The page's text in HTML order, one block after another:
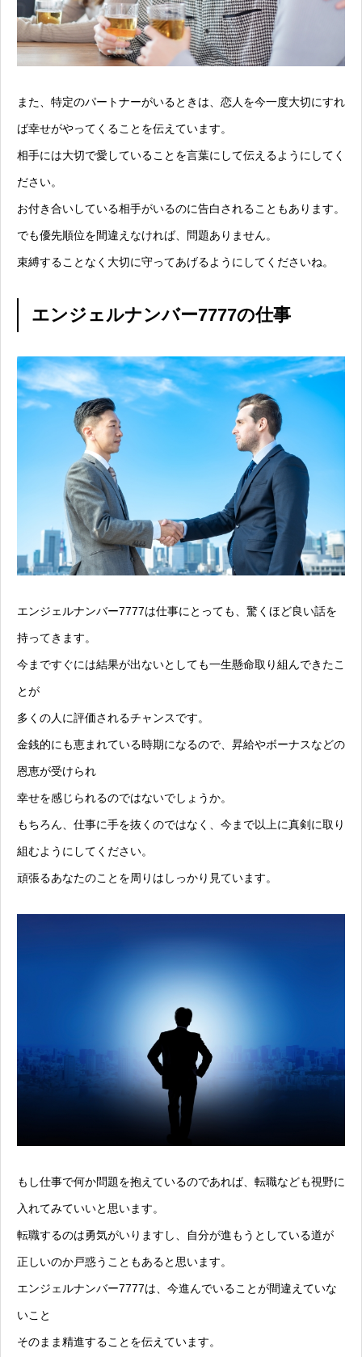
また、特定のパートナーがいるときは、恋人を今一度大切にすれ
ば幸せがやってくることを伝えています。
相手には大切で愛していることを言葉にして伝えるようにしてく
ださい。
お付き合いしている相手がいるのに告白されることもあります。
でも優先順位を間違えなければ、問題ありません。
束縛することなく大切に守ってあげるようにしてくださいね。
エンジェルナンバー7777の仕事
エンジェルナンバー7777は仕事にとっても、驚くほど良い話を
持ってきます。
今まですぐには結果が出ないとしても一生懸命取り組んできたこ
とが
多くの人に評価されるチャンスです。
金銭的にも恵まれている時期になるので、昇給やボーナスなどの
恩恵が受けられ
幸せを感じられるのではないでしょうか。
もちろん、仕事に手を抜くのではなく、今まで以上に真剣に取り
組むようにしてください。
頑張るあなたのことを周りはしっかり見ています。
もし仕事で何か問題を抱えているのであれば、転職なども視野に
入れてみていいと思います。
転職するのは勇気がいりますし、自分が進もうとしている道が
正しいのか戸惑うこともあると思います。
エンジェルナンバー7777は、今進んでいることが間違えていな
いこと
そのまま精進することを伝えています。